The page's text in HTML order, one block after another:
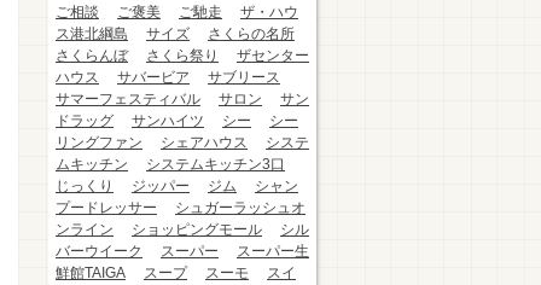
ご相談
ご褒美 ご馳走
ザ・ハウ
ス港北綱島
サイズ
さくらの名所
さくらんぼ
さくら祭り
ザセンター
ハウス
サバービア
サブリース
サマーフェスティバル
サロン
サン
ドラッグ
サンハイツ シー
シー
リングファン
シェアハウス
システ
ムキッチン
システムキッチン3口
じっくり
ジッパー ジム
シャン
プードレッサー
シュガーラッシュオ
ンライン
ショッピングモール
シル
バーウイーク
スーパー
スーパー生
鮮館TAIGA
スープ スーモ
スイ